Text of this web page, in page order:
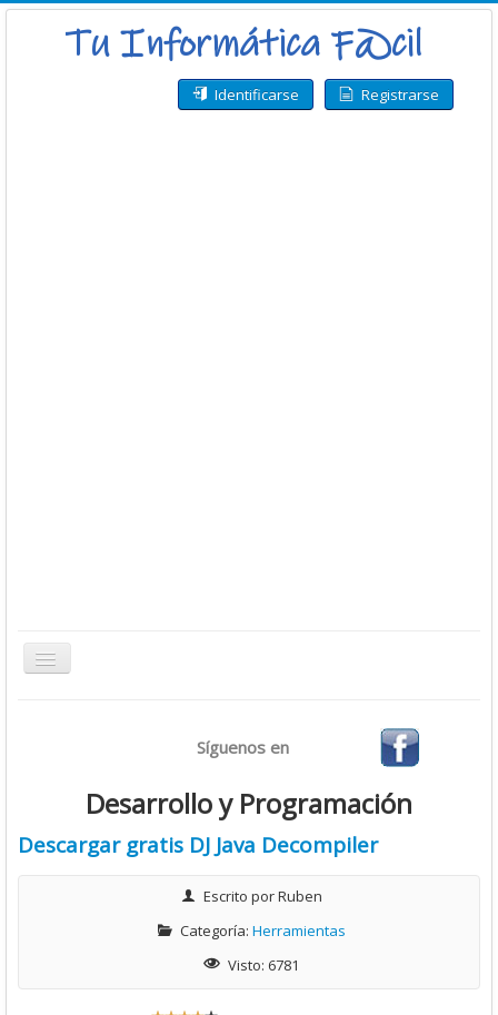
Identificarse Registrarse
Toggle
Sistemas Operativos
Síguenos en
Desarrollo y Programación
Descargar gratis DJ Java Decompiler
Escrito porRuben
Categoría: Herramientas
Visto: 6781